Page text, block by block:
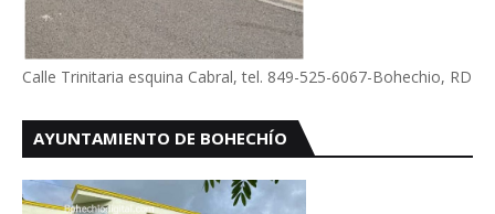
Calle Trinitaria esquina Cabral, tel. 849-525-6067-Bohechio, RD
AYUNTAMIENTO DE BOHECHÍO